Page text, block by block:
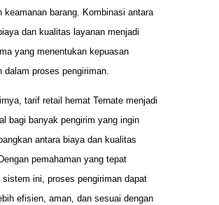
keamanan barang. Kombinasi antara
dan kualitas layanan menjadi
yang menentukan kepuasan
dalam proses pengiriman.
tarif retail hemat Ternate menjadi
bagi banyak pengirim yang ingin
antara biaya dan kualitas
pemahaman yang tepat
sistem ini, proses pengiriman dapat
efisien, aman, dan sesuai dengan